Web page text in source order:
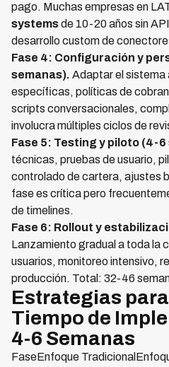
pago. Muchas empresas en
systemsde 10-20 años sin
desarrollo custom de
Fase 4: Configuración y
semanas). Adaptar el sistema
específicas, políticas de
scripts conversacionales,
involucra múltiples ciclos de
Fase 5: Testing y piloto (4-6
técnicas, pruebas de usuario,
controlado de cartera, ajustes
fase es crítica pero
de timelines.
Fase 6: Rollout y
Lanzamiento gradual a toda la
usuarios, monitoreo intensivo,
producción. Total: 32-46
Estrategias
Tiempo de
4-6 Semanas
FaseEnfoque